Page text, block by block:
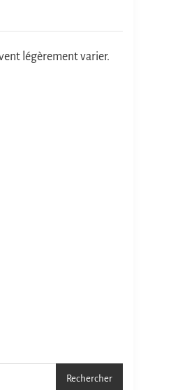
légèrement varier.
Rechercher